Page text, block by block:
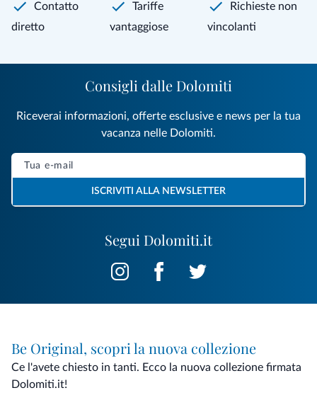
Contatto
diretto
Tariffe
vantaggiose
Richieste non
vincolanti
Segui Dolomiti.it
Consigli dalle Dolomiti
Riceverai informazioni, offerte esclusive e news per la tua
vacanza nelle Dolomiti.
ISCRIVITI ALLA NEWSLETTER
Be Original, scopri la nuova collezione
Ce l'avete chiesto in tanti. Ecco la nuova collezione firmata
Dolomiti.it!